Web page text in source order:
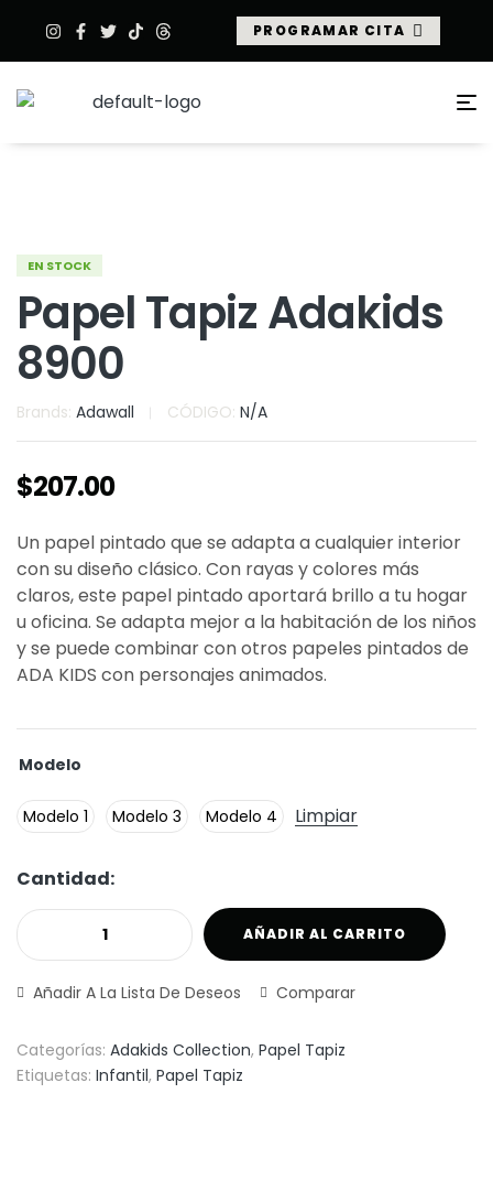
PROGRAMAR CITA
EN STOCK
Papel Tapiz Adakids
8900
Brands: Adawall CÓDIGO: N/A
$207.00
Un papel pintado que se adapta a cualquier interior
con su diseño clásico. Con rayas y colores más
claros, este papel pintado aportará brillo a tu hogar
u oficina. Se adapta mejor a la habitación de los niños
y se puede combinar con otros papeles pintados de
ADA KIDS con personajes animados.
Modelo
Modelo 1 Modelo 3 Modelo 4 Limpiar
Cantidad:
AÑADIR AL CARRITO
Añadir A La Lista De Deseos Comparar
Categorías: Adakids Collection, Papel Tapiz
Etiquetas: Infantil, Papel Tapiz